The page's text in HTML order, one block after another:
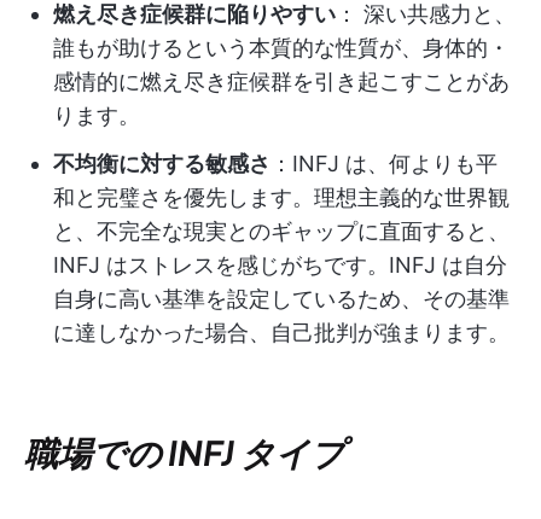
燃え尽き症候群に陥りやすい ： 深い共感力と、
誰もが助けるという本質的な性質が、身体的・
感情的に燃え尽き症候群を引き起こすことがあ
ります。
不均衡に対する敏感さ ：INFJ は、何よりも平
和と完璧さを優先します。理想主義的な世界観
と、不完全な現実とのギャップに直面すると、
INFJ はストレスを感じがちです。INFJ は自分
自身に高い基準を設定しているため、その基準
に達しなかった場合、自己批判が強まります。
職場での INFJ タイプ